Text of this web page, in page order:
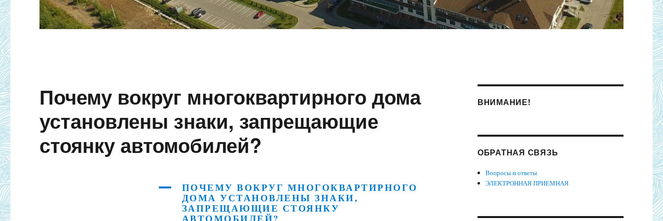
Почему вокруг многоквартирного дома
установлены знаки, запрещающие
стоянку автомобилей?
A ПОЧЕМУ ВОКРУГ МНОГОКВАРТИРНОГО
ДОМА УСТАНОВЛЕНЫ ЗНАКИ,
ЗАПРЕЩАЮЩИЕ СТОЯНКУ
ВНИМАНИЕ!
ОБРАТНАЯ СВЯЗЬ
Вопросы и ответы
ЭЛЕКТРОННАЯ ПРИЕМНАЯ